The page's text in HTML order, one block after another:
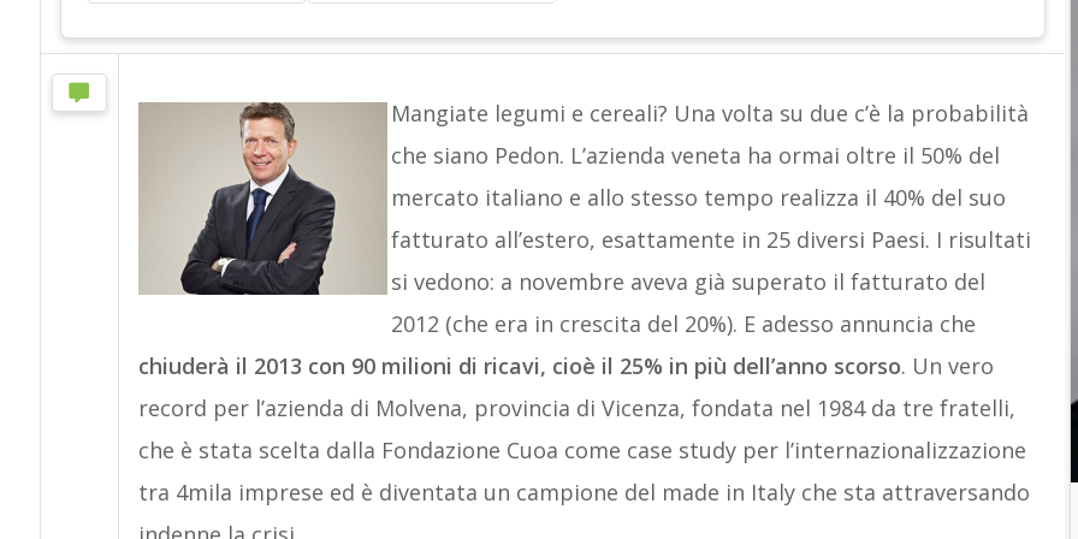
Mangiate legumi e cereali? Una volta su due c’è la probabilità
che siano Pedon. L’azienda veneta ha ormai oltre il 50% del
mercato italiano e allo stesso tempo realizza il 40% del suo
fatturato all’estero, esattamente in 25 diversi Paesi. I risultati
si vedono: a novembre aveva già superato il fatturato del
2012 (che era in crescita del 20%). E adesso annuncia che
chiuderà il 2013 con 90 milioni di ricavi, cioè il 25% in più dell’anno scorso. Un vero
record per l’azienda di Molvena, provincia di Vicenza, fondata nel 1984 da tre fratelli,
che è stata scelta dalla Fondazione Cuoa come case study per l’internazionalizzazione
tra 4mila imprese ed è diventata un campione del made in Italy che sta attraversando